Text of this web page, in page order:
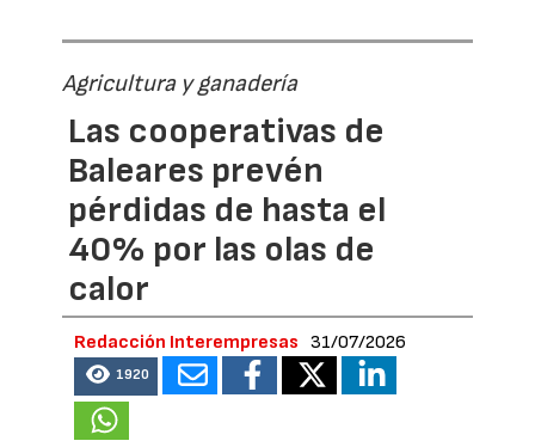
Agricultura y ganadería
Las cooperativas de
Baleares prevén
pérdidas de hasta el
40% por las olas de
calor
Redacción Interempresas 31/07/2026
1920